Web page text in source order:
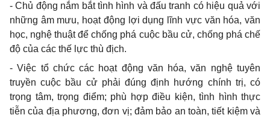
- Chủ động nắm bắt tình hình và đấu tranh có hiệu quả với
những âm mưu, hoạt động lợi dụng lĩnh vực văn hóa, văn
học, nghệ thuật để chống phá cuộc bầu cử, chống phá chế
độ của các thế lực thù địch.
- Việc tổ chức các hoạt động văn hóa, văn nghệ tuyên
truyền cuộc bầu cử phải đúng định hướng chính trị, có
trọng tâm, trọng điểm; phù hợp điều kiện, tình hình thực
tiễn của địa phương, đơn vị; đảm bảo an toàn, tiết kiệm và